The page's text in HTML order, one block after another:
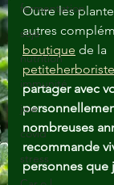
fermentation
soja
nutrition
immunité
joie
covid
stress
Outre les
autres
boutique de la
partager avec
nombreuses
recommande
personnes que